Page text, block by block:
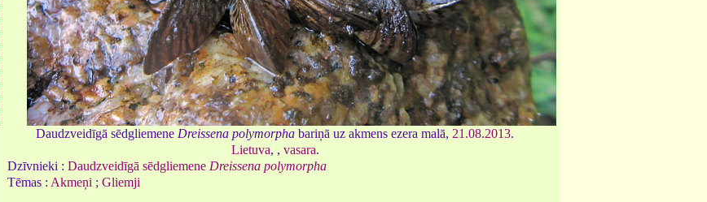
Daudzveidīgā sēdgliemene Dreissena polymorpha bariņā uz akmens ezera malā, 21.08.2013.
Lietuva, , vasara.
Dzīvnieki : Daudzveidīgā sēdgliemene Dreissena polymorpha
Tēmas : Akmeņi ; Gliemji